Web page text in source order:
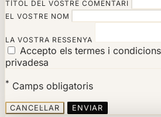
TÍTOL DEL VOSTRE COMENTARI
EL VOSTRE NOM
LA VOSTRA RESSENYA
Accepto els termes i
privadesa
* Camps obligatoris
CANCEL·LAR ENVIAR